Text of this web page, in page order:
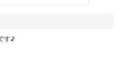
す♪